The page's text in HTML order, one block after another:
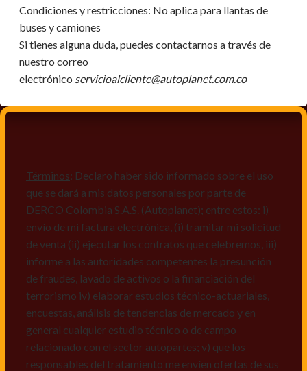
Condiciones y restricciones: No aplica para llantas de
buses y camiones
Si tienes alguna duda, puedes contactarnos a través de
nuestro correo
electrónico servicioalcliente@autoplanet.com.co
Términos: Declaro haber sido informado sobre el uso
que se dará a mis datos personales por parte de
DERCO Colombia S.A.S. (Autoplanet); entre estos: i)
envío de mi factura electrónica, (i) tramitar mi solicitud
de venta (ii) ejecutar los contratos que celebremos, iii)
informe a las autoridades competentes la presunción
de fraudes, lavado de activos o la financiación del
terrorismo iv) elaborar estudios técnico-actuariales,
encuestas, análisis de tendencias de mercado y en
general cualquier estudio técnico o de campo
relacionado con el sector autopartes; v) que los
responsables del tratamiento me envíen ofertas de sus